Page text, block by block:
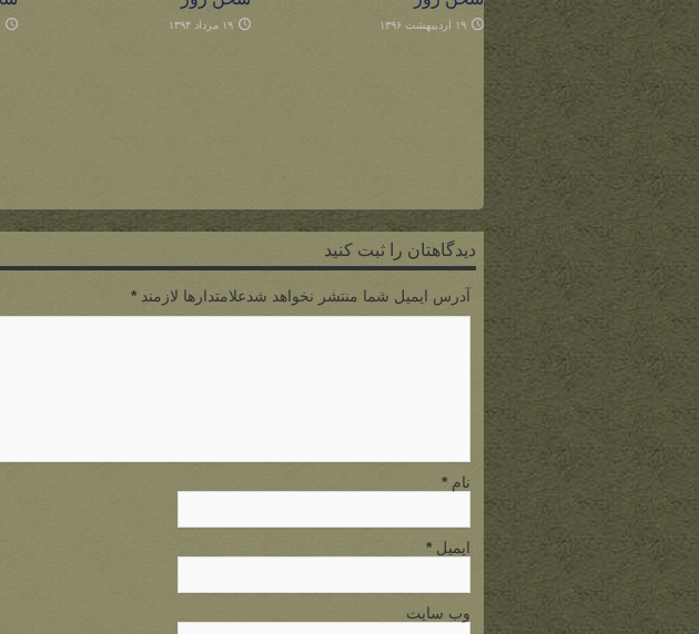
۱۹ اردیبهشت ۱۳۹۶ ۱۹ مرداد ۱۳۹۴
دیدگاهتان را ثبت کنید
آدرس ایمیل شما منتشر نخواهد شدعلامتدارها لازمند*
نام *
ایمیل *
وب سایت